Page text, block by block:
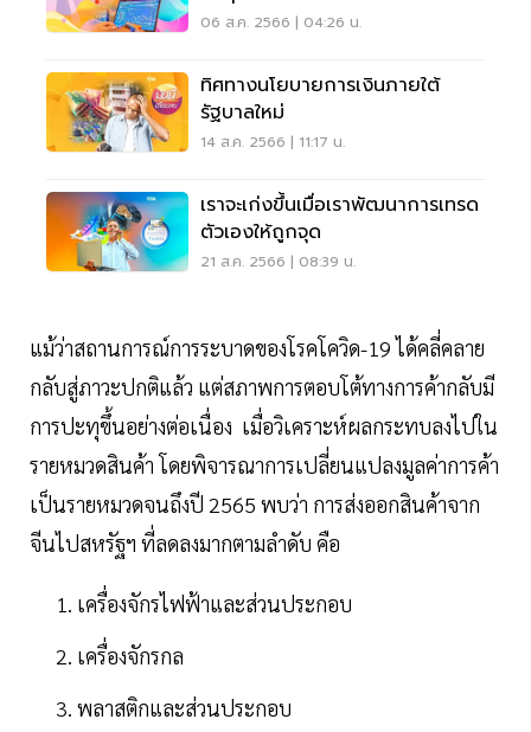
Trader
06 ส.ค. 2566 | 04:26 น.
ทิศทางนโยบายการเงินภายใต้
รัฐบาลใหม่
14 ส.ค. 2566 | 11:17 น.
เราจะเก่งขึ้นเมื่อเราพัฒนาการเทรด
ตัวเองให้ถูกจุด
21 ส.ค. 2566 | 08:39 น.
แม้ว่าสถานการณ์การระบาดของโรคโควิด-19 ได้คลี่คลาย
กลับสู่ภาวะปกติแล้ว แต่สภาพการตอบโต้ทางการค้ากลับมี
การปะทุขึ้นอย่างต่อเนื่อง เมื่อวิเคราะห์ผลกระทบลงไปใน
รายหมวดสินค้า โดยพิจารณาการเปลี่ยนแปลงมูลค่าการค้า
เป็นรายหมวดจนถึงปี 2565 พบว่า การส่งออกสินค้าจาก
จีนไปสหรัฐฯ ที่ลดลงมากตามลำดับ คือ
เครื่องจักรไฟฟ้าและส่วนประกอบ
เครื่องจักรกล
พลาสติกและส่วนประกอบ